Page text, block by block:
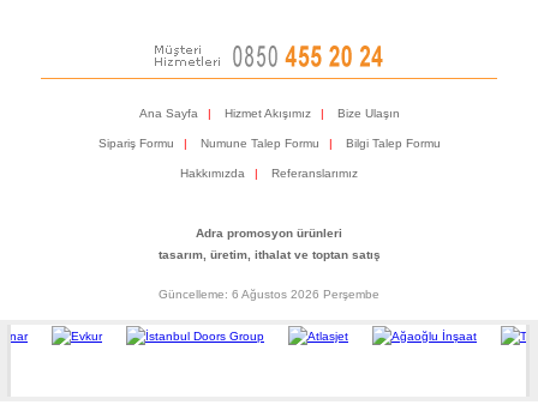
Ana Sayfa | Hizmet Akışımız | Bize Ulaşın
Sipariş Formu | Numune Talep Formu | Bilgi Talep Formu
Hakkımızda | Referanslarımız
Adra promosyon ürünleri
tasarım, üretim, ithalat ve toptan satış
Güncelleme: 6 Ağustos 2026 Perşembe